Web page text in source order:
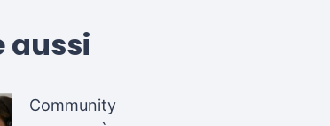
aussi
Community